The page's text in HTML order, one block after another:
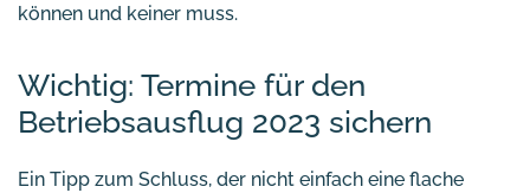
können und keiner muss.
Wichtig: Termine für den
Betriebsausflug 2023 sichern
Ein Tipp zum Schluss, der nicht einfach eine flache